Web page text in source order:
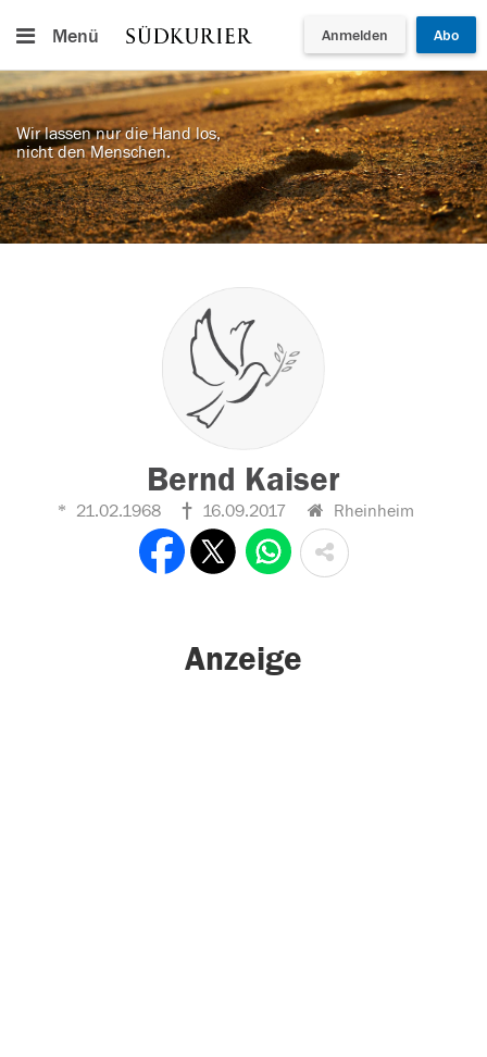
Menü Anmelden Abo
Wir lassen nur die Hand los,
nicht den Menschen.
Bernd Kaiser
21.02.1968 16.09.2017 Rheinheim
Anzeige